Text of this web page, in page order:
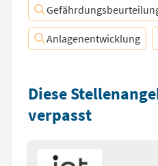
Anlagenentwicklung
Diese
verpasst